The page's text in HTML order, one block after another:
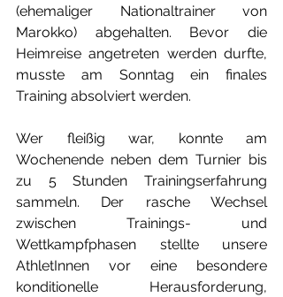
(ehemaliger Nationaltrainer von
Marokko) abgehalten. Bevor die
Heimreise angetreten werden durfte,
musste am Sonntag ein finales
Training absolviert werden.
Wer fleißig war, konnte am
Wochenende neben dem Turnier bis
zu 5 Stunden Trainingserfahrung
sammeln. Der rasche Wechsel
zwischen Trainings- und
Wettkampfphasen stellte unsere
AthletInnen vor eine besondere
konditionelle Herausforderung,